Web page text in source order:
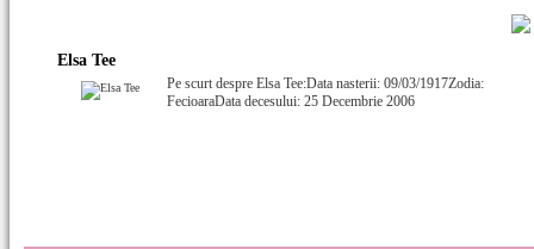
Elsa Tee
Pe scurt despre Elsa Tee:Data nasterii: 09/03/1917Zodia:
FecioaraData decesului: 25 Decembrie 2006